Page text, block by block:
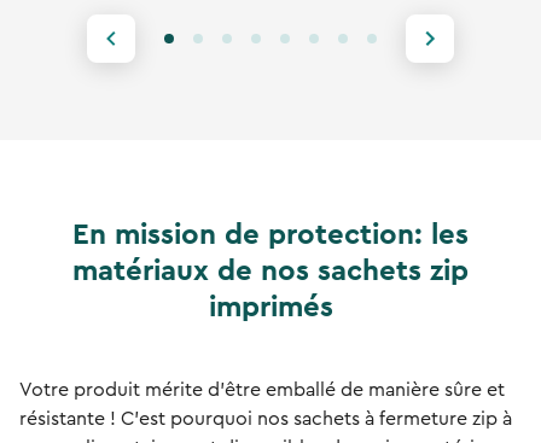
En mission de protection: les
matériaux de nos sachets zip
imprimés
Votre produit mérite d'être emballé de manière sûre et
résistante ! C'est pourquoi nos sachets à fermeture zip à